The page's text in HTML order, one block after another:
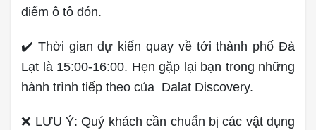
điểm ô tô đón.
✔️ Thời gian dự kiến quay về tới thành phố Đà
Lạt là 15:00-16:00. Hẹn gặp lại bạn trong những
hành trình tiếp theo của Dalat Discovery.
❌ LƯU Ý: Quý khách cần chuẩn bị các vật dụng